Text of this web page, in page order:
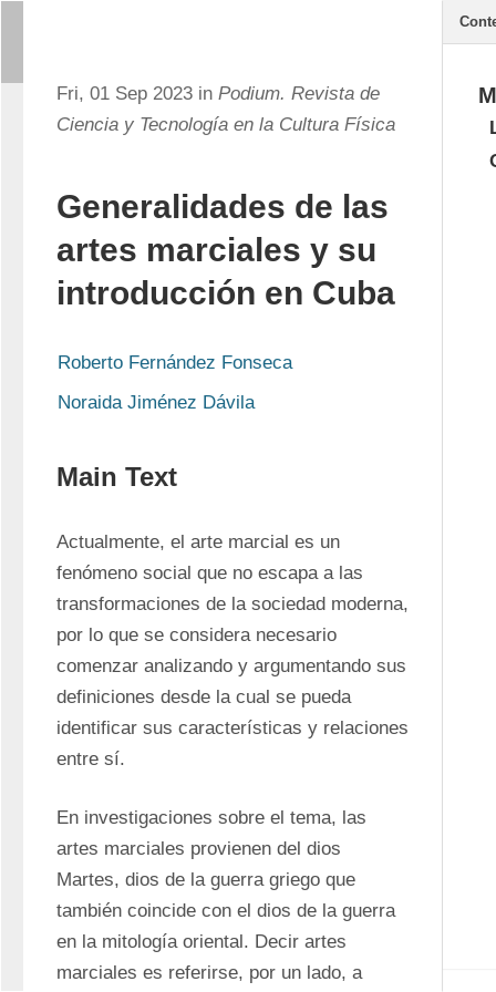
Fri, 01 Sep 2023 in Podium. Revista de
Ciencia y Tecnología en la Cultura Física
Generalidades de las
artes marciales y su
introducción en Cuba
Roberto Fernández Fonseca
Noraida Jiménez Dávila
Main Text
Actualmente, el arte marcial es un
fenómeno social que no escapa a las
transformaciones de la sociedad moderna,
por lo que se considera necesario
comenzar analizando y argumentando sus
definiciones desde la cual se pueda
identificar sus características y relaciones
entre sí.
En investigaciones sobre el tema, las
artes marciales provienen del dios
Martes, dios de la guerra griego que
también coincide con el dios de la guerra
en la mitología oriental. Decir artes
marciales es referirse, por un lado, a